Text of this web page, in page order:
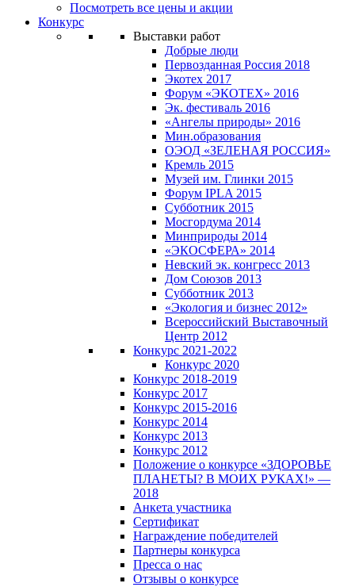
Посмотреть все цены и акции
Конкурс
Выставки работ
Добрые люди
Первозданная Россия 2018
Экотех 2017
Форум «ЭКОТЕХ» 2016
Эк. фестиваль 2016
«Ангелы природы» 2016
Мин.образования
ОЭОД «ЗЕЛЕНАЯ РОССИЯ»
Кремль 2015
Музей им. Глинки 2015
Форум IPLA 2015
Субботник 2015
Мосгордума 2014
Минприроды 2014
«ЭКОСФЕРА» 2014
Невский эк. конгресс 2013
Дом Союзов 2013
Субботник 2013
«Экология и бизнес 2012»
Всероссийский Выставочный
Центр 2012
Конкурс 2021-2022
Конкурс 2020
Конкурс 2018-2019
Конкурс 2017
Конкурс 2015-2016
Конкурс 2014
Конкурс 2013
Конкурс 2012
Положение о конкурсе «ЗДОРОВЬЕ
ПЛАНЕТЫ? В МОИХ РУКАХ!» —
2018
Анкета участника
Сертификат
Награждение победителей
Партнеры конкурса
Пресса о нас
Отзывы о конкурсе